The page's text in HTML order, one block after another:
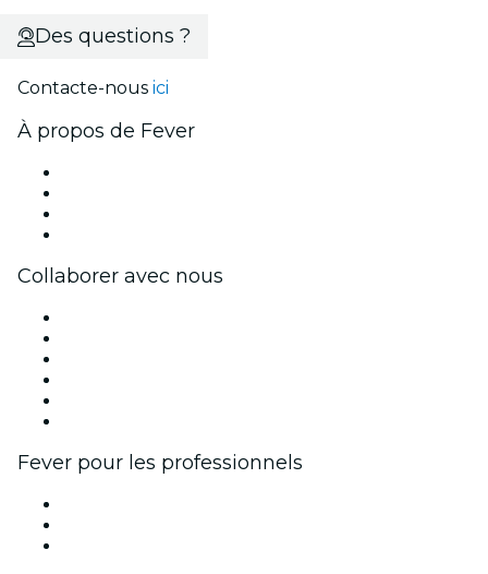
Des questions ?
Contacte-nous ici
À propos de Fever
Collaborer avec nous
Fever pour les professionnels